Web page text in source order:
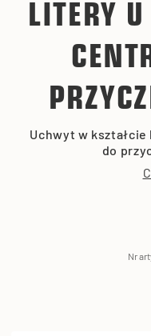
LITERY
Uchwyt w
do
Nr